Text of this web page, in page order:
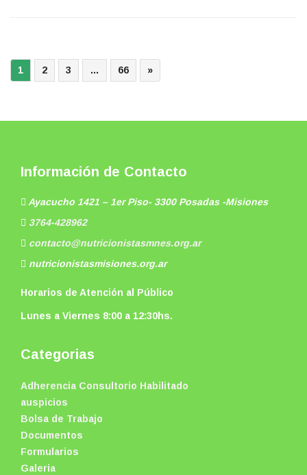
1 2 3 … 66 »
Información de Contacto
Ayacucho 1421 – 1er Piso- 3300 Posadas -Misiones
3764-428962
contacto@nutricionistasmnes.org.ar
nutricionistasmisiones.org.ar
Horarios de Atención al Público
Lunes a Viernes 8:00 a 12:30hs.
Categorias
Adherencia Consultorio Habilitado
auspicios
Bolsa de Trabajo
Documentos
Formularios
Galeria